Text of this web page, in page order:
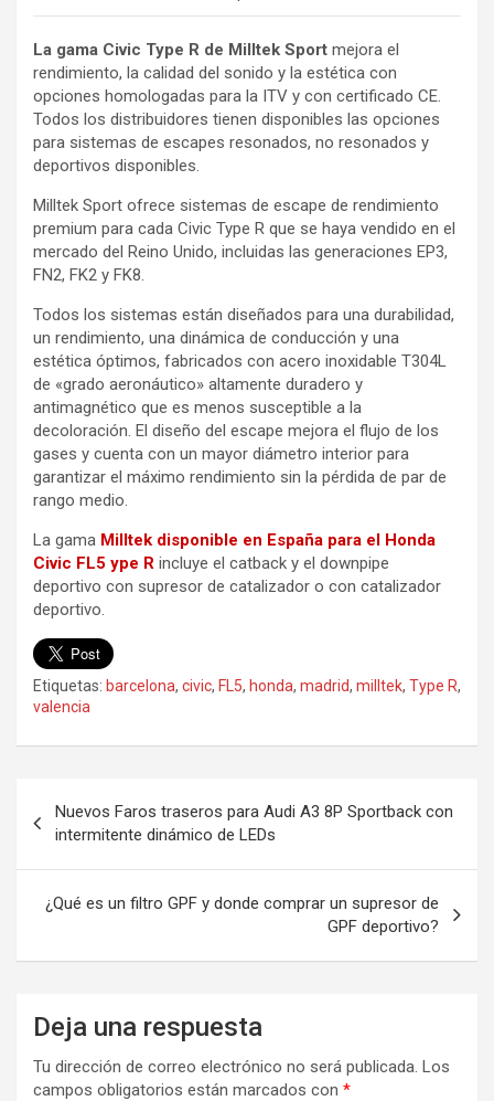
La gama Civic Type R de Milltek Sport mejora el
rendimiento, la calidad del sonido y la estética con
opciones homologadas para la ITV y con certificado CE.
Todos los distribuidores tienen disponibles las opciones
para sistemas de escapes resonados, no resonados y
deportivos disponibles.
Milltek Sport ofrece sistemas de escape de rendimiento
premium para cada Civic Type R que se haya vendido en el
mercado del Reino Unido, incluidas las generaciones EP3,
FN2, FK2 y FK8.
Todos los sistemas están diseñados para una durabilidad,
un rendimiento, una dinámica de conducción y una
estética óptimos, fabricados con acero inoxidable T304L
de «grado aeronáutico» altamente duradero y
antimagnético que es menos susceptible a la
decoloración. El diseño del escape mejora el flujo de los
gases y cuenta con un mayor diámetro interior para
garantizar el máximo rendimiento sin la pérdida de par de
rango medio.
La gama Milltek disponible en España para el Honda
Civic FL5 ype R incluye el catback y el downpipe
deportivo con supresor de catalizador o con catalizador
deportivo.
Etiquetas: barcelona, civic, FL5, honda, madrid, milltek, Type R,
valencia
de
entradas
Nuevos Faros traseros para Audi A3 8P Sportback con
intermitente dinámico de LEDs
¿Qué es un filtro GPF y donde comprar un supresor de
GPF deportivo?
Deja una respuesta
Tu dirección de correo electrónico no será publicada. Los
campos obligatorios están marcados con *